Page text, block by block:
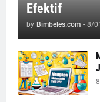
Efektif
by Bimbeles.com - 8/